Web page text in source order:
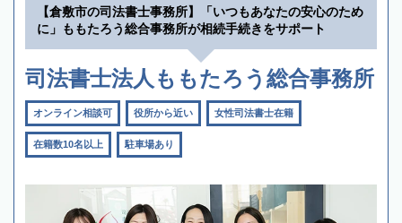
【倉敷市の司法書士事務所】「いつもあなたの安心のため
に」ももたろう総合事務所が相続手続きをサポート
司法書士法人ももたろう総合事務所
オンライン相談可 役所から近い 女性司法書士在籍
在籍数10名以上 駐車場あり